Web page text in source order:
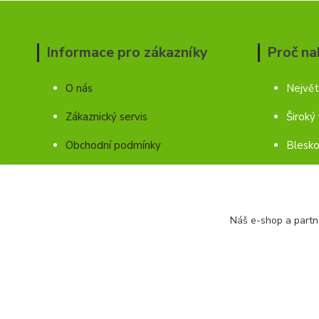
Informace pro zákazníky
O nás
Zákaznický servis
Obchodní podmínky
Proč
Náš e-shop a